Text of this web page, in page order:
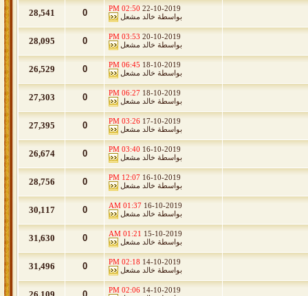
22-10-2019
02:50 PM
بواسطة خالد مشعل 0
28,541
20-10-2019
03:53 PM
بواسطة خالد مشعل 0
28,095
18-10-2019
06:45 PM
بواسطة خالد مشعل 0
26,529
18-10-2019
06:27 PM
بواسطة خالد مشعل 0
27,303
17-10-2019
03:26 PM
بواسطة خالد مشعل 0
27,395
16-10-2019
03:40 PM
بواسطة خالد مشعل 0
26,674
16-10-2019
12:07 PM
بواسطة خالد مشعل 0
28,756
16-10-2019
01:37 AM
بواسطة خالد مشعل 0
30,117
15-10-2019
01:21 AM
بواسطة خالد مشعل 0
31,630
14-10-2019
02:18 PM
بواسطة خالد مشعل 0
31,496
14-10-2019
02:06 PM